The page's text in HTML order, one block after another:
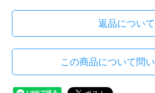
返品について
この商品について問